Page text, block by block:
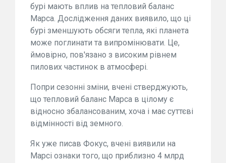
бурі мають вплив на тепловий баланс
Марса. Дослідження даних виявило, що ці
бурі зменшують обсяги тепла, які планета
може поглинати та випромінювати. Це,
ймовірно, пов'язано з високим рівнем
пилових частинок в атмосфері.
Попри сезонні зміни, вчені стверджують,
що тепловий баланс Марса в цілому є
відносно збалансованим, хоча і має суттєві
відмінності від земного.
Як уже писав Фокус, вчені виявили на
Марсі ознаки того, що приблизно 4 млрд